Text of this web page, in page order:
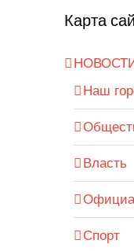
Карта
Наш
Власть
Спорт